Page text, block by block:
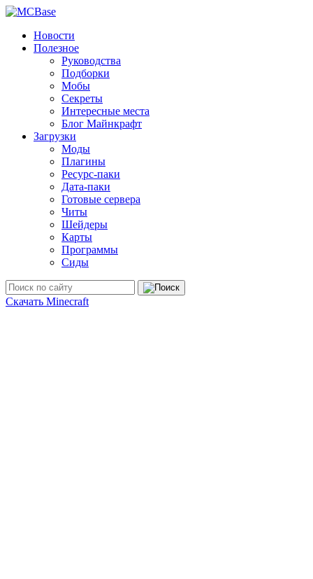
Новости
Полезное
Руководства
Подборки
Мобы
Секреты
Интересные места
Блог Майнкрафт
Загрузки
Моды
Плагины
Ресурс-паки
Дата-паки
Готовые сервера
Читы
Шейдеры
Карты
Программы
Сиды
Скачать Minecraft